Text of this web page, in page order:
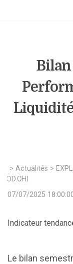
Bilan
> Actualités >
07/07/2025
Indicateur
Le bilan